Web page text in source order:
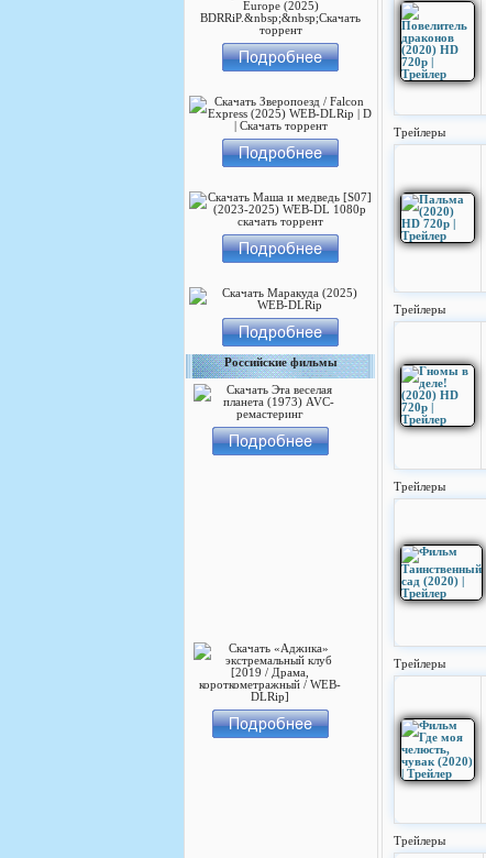
Российские фильмы
Трейлеры
Трейлеры
Трейлеры
Трейлеры
Трейлеры